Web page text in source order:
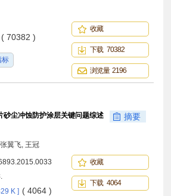
( 70382 )
标
收藏
下载 70382
浏览量 2196
砂尘冲蚀防护涂层关键问题综述 摘要
翼飞, 王冠
K ] ( 4064 )
收藏
下载 4064